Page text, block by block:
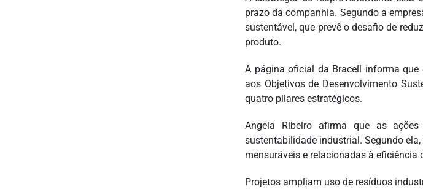
prazo da companhia. Segundo a
sustentável, que prevê o desafio de
produto.
A página oficial da Bracell informa
aos Objetivos de Desenvolvimento
quatro pilares estratégicos.
Angela Ribeiro afirma que as
sustentabilidade industrial. Segundo
mensuráveis e relacionadas à eficiência
Projetos ampliam uso de resíduos